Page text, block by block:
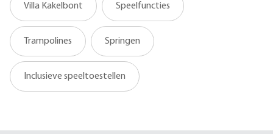
Villa Kakelbont Speelfuncties
Trampolines Springen
Inclusieve speeltoestellen